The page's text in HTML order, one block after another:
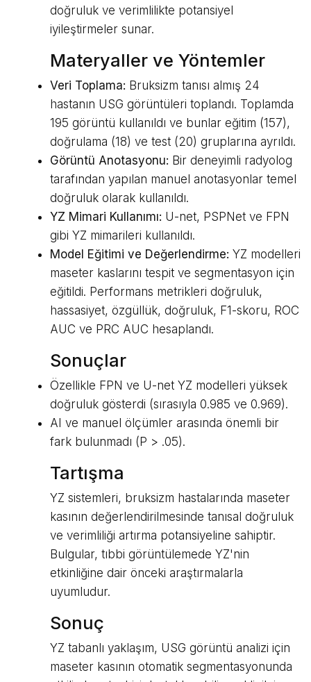
doğruluk ve verimlilikte potansiyel
iyileştirmeler sunar.
Materyaller ve Yöntemler
Veri Toplama: Bruksizm tanısı almış 24
hastanın USG görüntüleri toplandı. Toplamda
195 görüntü kullanıldı ve bunlar eğitim (157),
doğrulama (18) ve test (20) gruplarına ayrıldı.
Görüntü Anotasyonu: Bir deneyimli radyolog
tarafından yapılan manuel anotasyonlar temel
doğruluk olarak kullanıldı.
YZ Mimari Kullanımı: U-net, PSPNet ve FPN
gibi YZ mimarileri kullanıldı.
Model Eğitimi ve Değerlendirme: YZ modelleri
maseter kaslarını tespit ve segmentasyon için
eğitildi. Performans metrikleri doğruluk,
hassasiyet, özgüllük, doğruluk, F1-skoru, ROC
AUC ve PRC AUC hesaplandı.
Sonuçlar
Özellikle FPN ve U-net YZ modelleri yüksek
doğruluk gösterdi (sırasıyla 0.985 ve 0.969).
AI ve manuel ölçümler arasında önemli bir
fark bulunmadı (P > .05).
Tartışma
YZ sistemleri, bruksizm hastalarında maseter
kasının değerlendirilmesinde tanısal doğruluk
ve verimliliği artırma potansiyeline sahiptir.
Bulgular, tıbbi görüntülemede YZ'nin
etkinliğine dair önceki araştırmalarla
uyumludur.
Sonuç
YZ tabanlı yaklaşım, USG görüntü analizi için
maseter kasının otomatik segmentasyonunda